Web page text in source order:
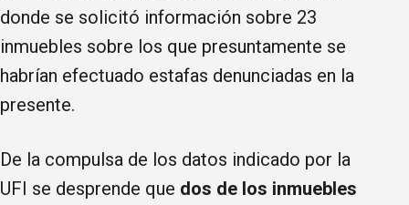
donde se solicitó información sobre 23
inmuebles sobre los que presuntamente se
habrían efectuado estafas denunciadas en la
presente.
De la compulsa de los datos indicado por la
UFI se desprende que dos de los inmuebles